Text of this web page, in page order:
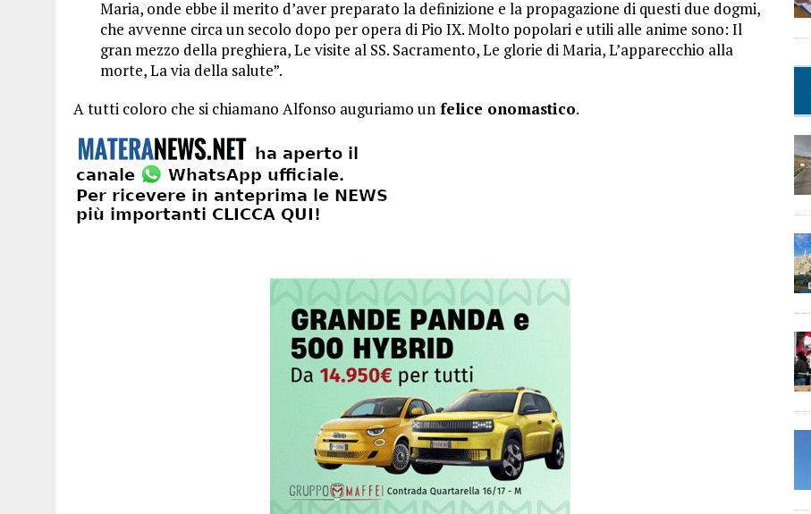
Maria, onde ebbe il merito d’aver preparato la definizione e la propagazione di questi due dogmi,
che avvenne circa un secolo dopo per opera di Pio IX. Molto popolari e utili alle anime sono: Il
gran mezzo della preghiera, Le visite al SS. Sacramento, Le glorie di Maria, L’apparecchio alla
morte, La via della salute”.
A tutti coloro che si chiamano Alfonso auguriamo un felice onomastico.